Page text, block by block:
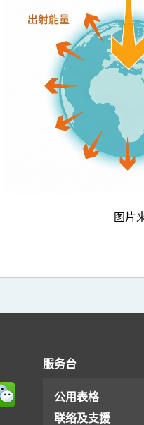
图片
服务台
公用表格
联络及支援